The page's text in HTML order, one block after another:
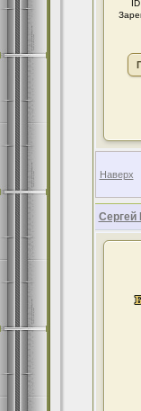
Наверх
Сергей